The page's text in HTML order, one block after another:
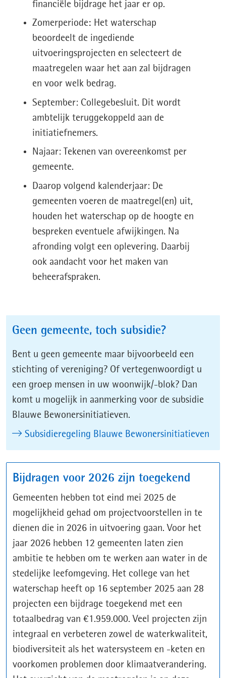
financiële bijdrage het jaar er op.
Zomerperiode: Het waterschap
beoordeelt de ingediende
uitvoeringsprojecten en selecteert de
maatregelen waar het aan zal bijdragen
en voor welk bedrag.
September: Collegebesluit. Dit wordt
ambtelijk teruggekoppeld aan de
initiatiefnemers.
Najaar: Tekenen van overeenkomst per
gemeente.
Daarop volgend kalenderjaar: De
gemeenten voeren de maatregel(en) uit,
houden het waterschap op de hoogte en
bespreken eventuele afwijkingen. Na
afronding volgt een oplevering. Daarbij
ook aandacht voor het maken van
beheerafspraken.
Geen gemeente, toch subsidie?
Bent u geen gemeente maar bijvoorbeeld een
stichting of vereniging? Of vertegenwoordigt u
een groep mensen in uw woonwijk/-blok? Dan
komt u mogelijk in aanmerking voor de subsidie
Blauwe Bewonersinitiatieven.
Subsidieregeling Blauwe Bewonersinitiatieven
Bijdragen voor 2026 zijn toegekend
Gemeenten hebben tot eind mei 2025 de
mogelijkheid gehad om projectvoorstellen in te
dienen die in 2026 in uitvoering gaan. Voor het
jaar 2026 hebben 12 gemeenten laten zien
ambitie te hebben om te werken aan water in de
stedelijke leefomgeving. Het college van het
waterschap heeft op 16 september 2025 aan 28
projecten een bijdrage toegekend met een
totaalbedrag van €1.959.000. Veel projecten zijn
integraal en verbeteren zowel de waterkwaliteit,
biodiversiteit als het watersysteem en -keten en
voorkomen problemen door klimaatverandering.